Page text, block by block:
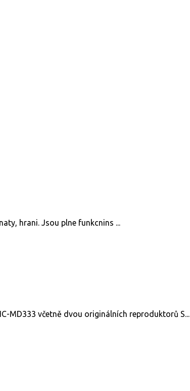
hrani. Jsou plne funkcnins ...
MD333 včetně dvou originálních reproduktorů S...